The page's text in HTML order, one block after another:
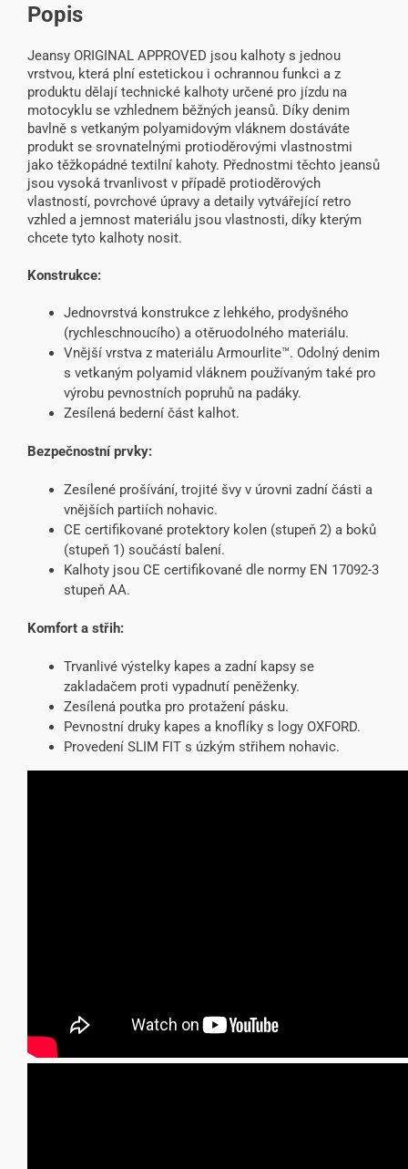
Popis
Jeansy ORIGINAL APPROVED jsou kalhoty s jednou
vrstvou, která plní estetickou i ochrannou funkci a z
produktu dělají technické kalhoty určené pro jízdu na
motocyklu se vzhlednem běžných jeansů. Díky denim
bavlně s vetkaným polyamidovým vláknem dostáváte
produkt se srovnatelnými protioděrovými vlastnostmi
jako těžkopádné textilní kahoty. Přednostmi těchto jeansů
jsou vysoká trvanlivost v případě protioděrových
vlastností, povrchové úpravy a detaily vytvářející retro
vzhled a jemnost materiálu jsou vlastnosti, díky kterým
chcete tyto kalhoty nosit.
Konstrukce:
Jednovrstvá konstrukce z lehkého, prodyšného
(rychleschnoucího) a otěruodolného materiálu.
Vnější vrstva z materiálu Armourlite™. Odolný denim
s vetkaným polyamid vláknem používaným také pro
výrobu pevnostních popruhů na padáky.
Zesílená bederní část kalhot.
Bezpečnostní prvky:
Zesílené prošívání, trojité švy v úrovni zadní části a
vnějších partiích nohavic.
CE certifikované protektory kolen (stupeň 2) a boků
(stupeň 1) součástí balení.
Kalhoty jsou CE certifikované dle normy EN 17092-3
stupeň AA.
Komfort a střih:
Trvanlivé výstelky kapes a zadní kapsy se
zakladačem proti vypadnutí peněženky.
Zesílená poutka pro protažení pásku.
Pevnostní druky kapes a knoflíky s logy OXFORD.
Provedení SLIM FIT s úzkým střihem nohavic.